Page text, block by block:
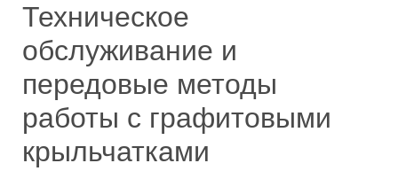
Техническое
обслуживание и
передовые методы
работы с графитовыми
крыльчатками